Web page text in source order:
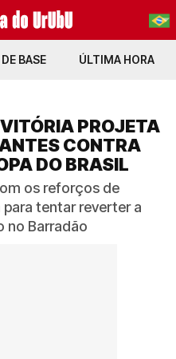
PT-BR
BASE ÚLTIMA HORA
PROJETA
CONTRA
DO BRASIL
os reforços de
tentar reverter a
no Barradão